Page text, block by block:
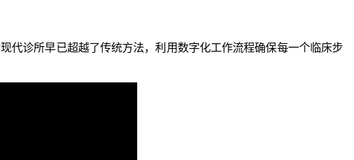
代诊所早已超越了传统方法，利用数字化工作流程确保每一个临床步